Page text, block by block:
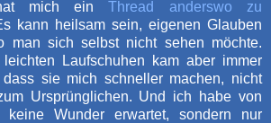
hat mich einThread anderswo zu
kann heilsam sein, eigenen Glauben
man sich selbst nicht sehen möchte.
Laufschuhen kam aber immer
sie mich schneller machen, nicht
Ursprünglichen. Und ich habe von
keine Wunder erwartet, sondern nur